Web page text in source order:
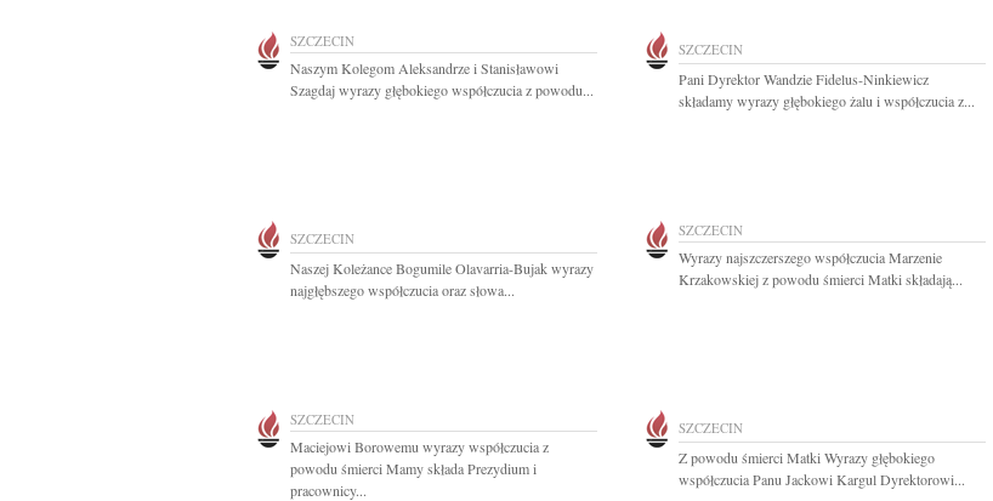
SZCZECIN
Naszym Kolegom Aleksandrze i Stanisławowi
Szagdaj wyrazy głębokiego współczucia z powodu...
SZCZECIN
Pani Dyrektor Wandzie Fidelus-Ninkiewicz
składamy wyrazy głębokiego żalu i współczucia z...
SZCZECIN
Naszej Koleżance Bogumile Olavarria-Bujak wyrazy
najgłębszego współczucia oraz słowa...
SZCZECIN
Wyrazy najszczerszego współczucia Marzenie
Krzakowskiej z powodu śmierci Matki składają...
SZCZECIN
Maciejowi Borowemu wyrazy współczucia z
powodu śmierci Mamy składa Prezydium i
pracownicy...
SZCZECIN
Z powodu śmierci Matki Wyrazy głębokiego
współczucia Panu Jackowi Kargul Dyrektorowi...